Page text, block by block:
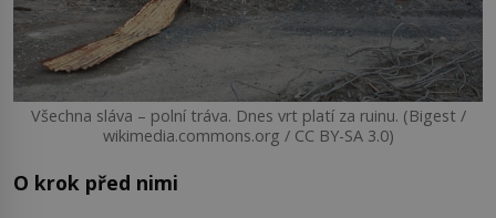
Všechna sláva – polní tráva. Dnes vrt platí za ruinu. (Bigest /
wikimedia.commons.org / CC BY-SA 3.0)
O krok před nimi